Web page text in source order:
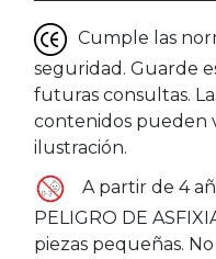
Cumple las
seguridad. Guarde
futuras consultas.
contenidos pueden
ilustración.
A partir de 4
PELIGRO DE
piezas pequeñas.